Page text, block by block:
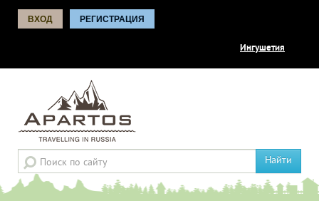
ВХОД РЕГИСТРАЦИЯ
Ингушетия
Найти